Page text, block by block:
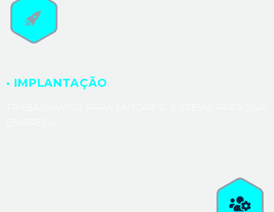
· IMPLANTAÇÃO